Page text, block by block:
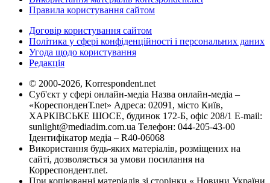
Правила користування сайтом
Договір користування сайтом
Політика у сфері конфіденційності і персональних даних
Угода щодо користування
Редакція
© 2000-2026, Korrespondent.net
Суб'єкт у сфері онлайн-медіа Назва онлайн-медіа –
«КореспонденТ.net» Адреса: 02091, місто Київ,
ХАРКІВСЬКЕ ШОСЕ, будинок 172-Б, офіс 208/1 E-mail:
sunlight@mediadim.com.ua Телефон: 044-205-43-00
Ідентифікатор медіа – R40-06068
Використання будь-яких матеріалів, розміщених на
сайті, дозволяється за умови посилання на
Корреспондент.net.
При копіюванні матеріалів зі сторінки « Новини України